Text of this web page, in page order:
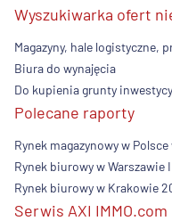
Wyszukiwarka ofert
Magazyny, hale logistyczne,
Biura do wynajęcia
Do kupienia grunty
Polecane raporty
Rynek magazynowy w
Rynek biurowy w Warszawie
Rynek biurowy w Krakowie
Serwis AXI IMMO.com